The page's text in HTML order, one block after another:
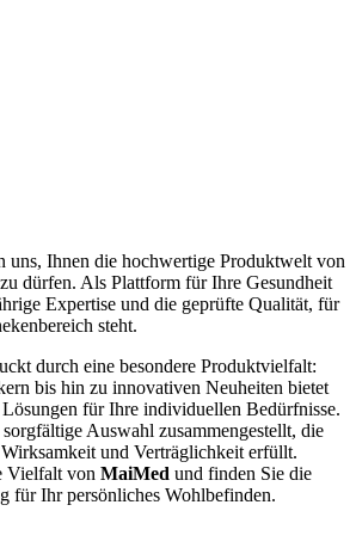
uns, Ihnen die hochwertige Produktwelt von
dürfen. Als Plattform für Ihre Gesundheit
Expertise und die geprüfte Qualität, für
steht.
durch eine besondere Produktvielfalt:
bis hin zu innovativen Neuheiten bietet
Lösungen für Ihre individuellen Bedürfnisse.
Auswahl zusammengestellt, die
und Verträglichkeit erfüllt.
Vielfalt von MaiMed und finden Sie die
für Ihr persönliches Wohlbefinden.